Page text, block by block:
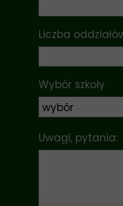
Liczba
Wybór szkoły
Uwagi, pytania: